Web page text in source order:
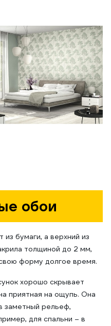
обои
из бумаги, а верхний из
толщиной до 2 мм,
форму долгое время.
хорошо скрывает
приятная на ощупь. Она
заметный рельеф,
для спальни – в